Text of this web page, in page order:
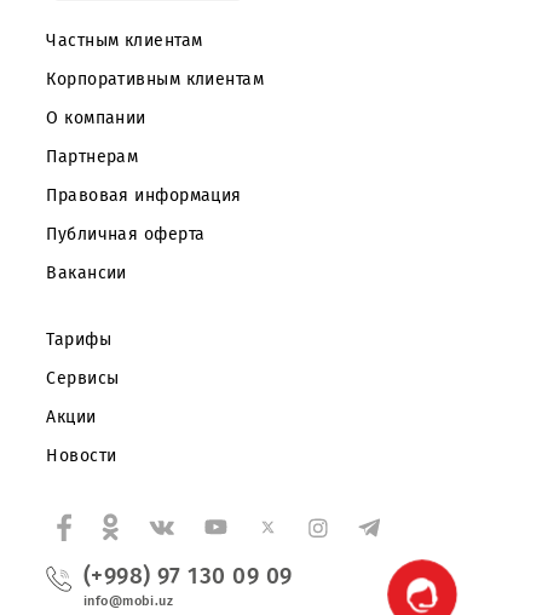
Частным клиентам
Партнерам
Правовая информация
Вакансии
Тарифы